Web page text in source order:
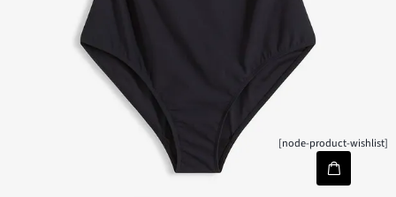
[node-product-wishlist]